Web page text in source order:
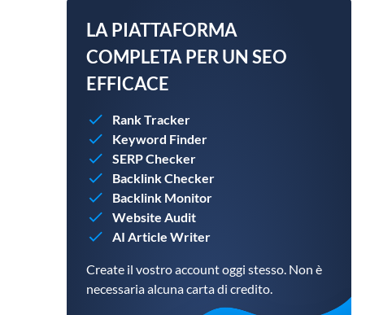
LA PIATTAFORMA
COMPLETA PER UN SEO
EFFICACE
Rank Tracker
Keyword Finder
SERP Checker
Backlink Checker
Backlink Monitor
Website Audit
AI Article Writer
Create il vostro account oggi stesso. Non è
necessaria alcuna carta di credito.